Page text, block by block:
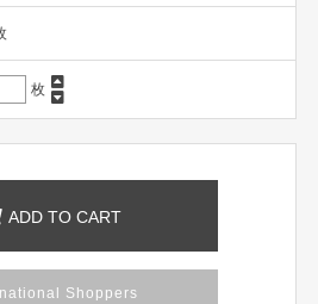
枚
ADD TO CART
Shoppers